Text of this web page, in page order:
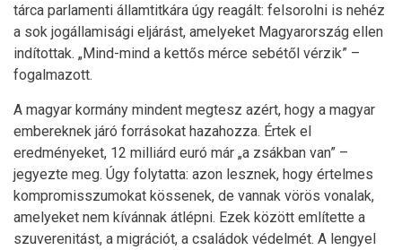
tárca parlamenti államtitkára úgy reagált: felsorolni is nehéz
a sok jogállamisági eljárást, amelyeket Magyarország ellen
indítottak. „Mind-mind a kettős mérce sebétől vérzik” –
fogalmazott.
A magyar kormány mindent megtesz azért, hogy a magyar
embereknek járó forrásokat hazahozza. Értek el
eredményeket, 12 milliárd euró már „a zsákban van” –
jegyezte meg. Úgy folytatta: azon lesznek, hogy értelmes
kompromisszumokat kössenek, de vannak vörös vonalak,
amelyeket nem kívánnak átlépni. Ezek között említette a
szuverenitást, a migrációt, a családok védelmét. A lengyel